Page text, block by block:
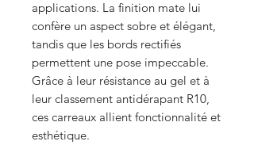
applications. La finition mate lui
confère un aspect sobre et élégant,
tandis que les bords rectifiés
permettent une pose impeccable.
Grâce à leur résistance au gel et à
leur classement antidérapant R10,
ces carreaux allient fonctionnalité et
esthétique.